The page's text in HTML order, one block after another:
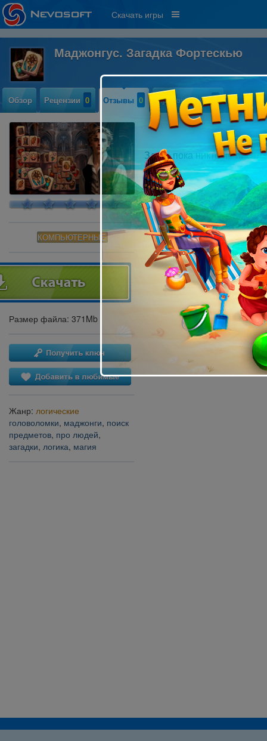
Скачать игры
Маджонгус. Загадка Фортескью
Обзор Рецензии 0 Отзывы 0 Прохождение 0
КОМПЬЮТЕРНЫЕ
Размер файла: 371Mb
Жанр: логические
головоломки, маджонги, поиск
предметов, про людей,
загадки, логика, магия
Здесь пока никто не писал